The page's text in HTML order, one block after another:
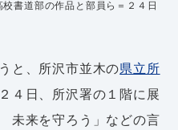
書道部の作品と部員ら＝２４日
と、所沢市並木の県立所
４日、所沢署の１階に展
未来を守ろう」などの言